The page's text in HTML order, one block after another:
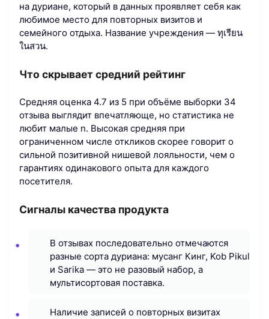
на дуриане, который в данных проявляет себя как
любимое место для повторных визитов и
семейного отдыха. Название учреждения — ทุเรียน
ในสวน.
Что скрывает средний рейтинг
Средняя оценка 4.7 из 5 при объёме выборки 34
отзыва выглядит впечатляюще, но статистика не
любит малые n. Высокая средняя при
ограниченном числе откликов скорее говорит о
сильной позитивной нишевой лояльности, чем о
гарантиях одинакового опыта для каждого
посетителя.
Сигналы качества продукта
В отзывах последовательно отмечаются
разные сорта дуриана: муcанг Кинг, Kob Pikul
и Sarika — это не разовый набор, а
мультисортовая поставка.
Наличие записей о повторных визитах